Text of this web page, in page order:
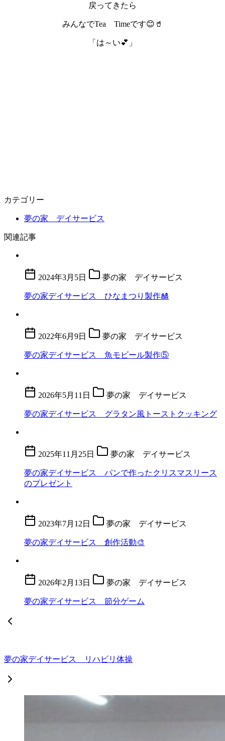
戻ってきたら
みんなでTea Timeです😊🥤
「は～い💕」
カテゴリー
夢の家 デイサービス
関連記事
2024年3月5日 夢の家 デイサービス
夢の家デイサービス ひなまつり製作🎎
2022年6月9日 夢の家 デイサービス
夢の家デイサービス 魚モビール製作⑤
2026年5月11日 夢の家 デイサービス
夢の家デイサービス グラタン風トーストクッキング
2025年11月25日 夢の家 デイサービス
夢の家デイサービス パンで作ったクリスマスリース
のプレゼント
2023年7月12日 夢の家 デイサービス
夢の家デイサービス 創作活動🎨
2026年2月13日 夢の家 デイサービス
夢の家デイサービス 節分ゲーム
夢の家デイサービス リハビリ体操